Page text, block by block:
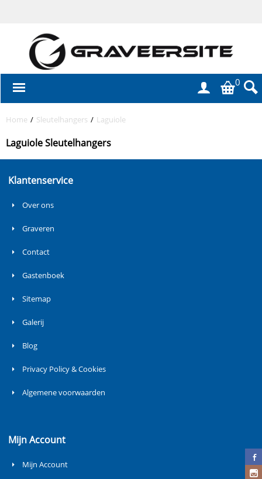
0
Home / Sleutelhangers / Laguiole
Laguiole Sleutelhangers
Klantenservice
Over ons
Graveren
Contact
Gastenboek
Sitemap
Galerij
Blog
Privacy Policy & Cookies
Algemene voorwaarden
Mijn Account
Mijn Account